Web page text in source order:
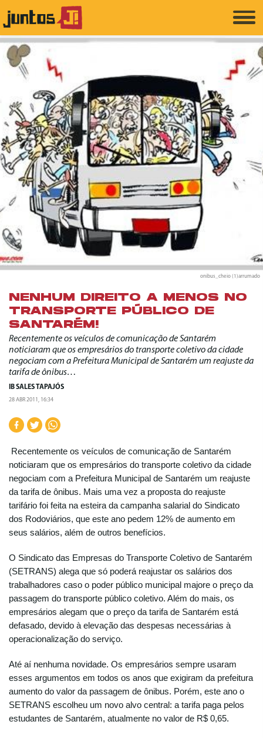
onibus_cheio (1)arrumado
NENHUM DIREITO A MENOS NO
TRANSPORTE PÚBLICO DE
SANTARÉM!
Recentemente os veículos de comunicação de Santarém
noticiaram que os empresários do transporte coletivo da cidade
negociam com a Prefeitura Municipal de Santarém um reajuste da
tarifa de ônibus…
IB SALES TAPAJÓS
28 ABR 2011, 16:34
Recentemente os veículos de comunicação de Santarém
noticiaram que os empresários do transporte coletivo da cidade
negociam com a Prefeitura Municipal de Santarém um reajuste
da tarifa de ônibus. Mais uma vez a proposta do reajuste
tarifário foi feita na esteira da campanha salarial do Sindicato
dos Rodoviários, que este ano pedem 12% de aumento em
seus salários, além de outros benefícios.
O Sindicato das Empresas do Transporte Coletivo de Santarém
(SETRANS) alega que só poderá reajustar os salários dos
trabalhadores caso o poder público municipal majore o preço da
passagem do transporte público coletivo. Além do mais, os
empresários alegam que o preço da tarifa de Santarém está
defasado, devido à elevação das despesas necessárias à
operacionalização do serviço.
Até aí nenhuma novidade. Os empresários sempre usaram
esses argumentos em todos os anos que exigiram da prefeitura
aumento do valor da passagem de ônibus. Porém, este ano o
SETRANS escolheu um novo alvo central: a tarifa paga pelos
estudantes de Santarém, atualmente no valor de R$ 0,65.